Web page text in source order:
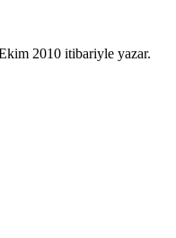
2010 itibariyle yazar.